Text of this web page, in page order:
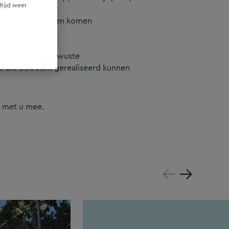
weer
ontwerpen komen
We
tot kostenbewuste
ook echt gerealiseerd kunnen
u mee.